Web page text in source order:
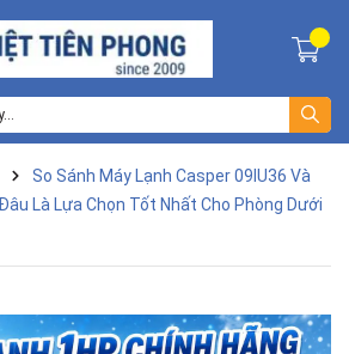
So Sánh Máy Lạnh Casper 09IU36 Và
Là Lựa Chọn Tốt Nhất Cho Phòng Dưới